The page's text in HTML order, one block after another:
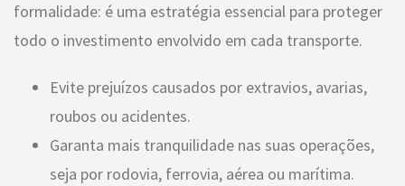
formalidade: é uma estratégia essencial para proteger
todo o investimento envolvido em cada transporte.
Evite prejuízos causados por extravios, avarias,
roubos ou acidentes.
Garanta mais tranquilidade nas suas operações,
seja por rodovia, ferrovia, aérea ou marítima.